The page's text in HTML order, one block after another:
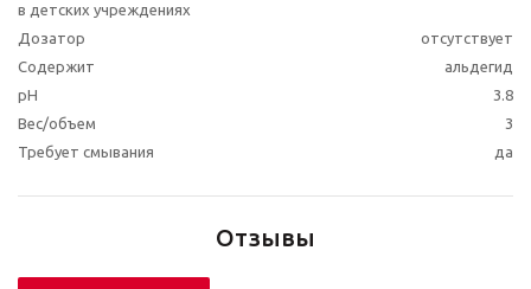
в детских учреждениях
Дозатор
отсутствует
Содержит
альдегид
pH
3.8
Вес/объем
3
Требует смывания
да
Отзывы